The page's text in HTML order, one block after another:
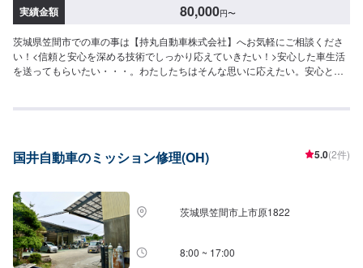
実績金額 80,000円〜
茨城県笠間市での車の事は【持丸自動車株式会社】へお気軽にご相談くださ
い！<信頼と安心を深める技術でしっかり応えていきたい！>安心した車生活
を送ってもらいたい・・・。わたしたちはそんな思いに応えたい。安心と
がっています。なぜならお客様には、仕事の内容のほとんどは見えないもの
ご相談もお気軽にどうぞ！【1】オファーにてお問い合わせ【2】お見積り
する場合がございます。予めご了承ください。-----ご来店時の注意、受付方
法-----入庫の際はお気をつけてお越しください。駐車スペースは事務所前の空
いているスペースに駐車してください。受付はスタッフへ「メンテモで予約
しました」とお伝えください。ご案内いたします。【定休日・営業時間】定
休日：日曜日、祝日営業時間：9:00～17:00
国井自動車のミッション修理(OH) 5.0(2件)
茨城県笠間市上市原1822
8:00 ~ 17:00